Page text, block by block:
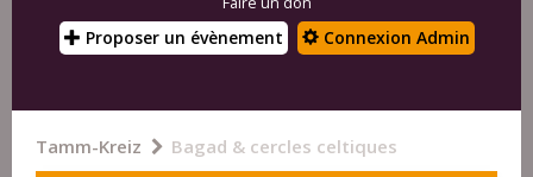
Proposer un évènement Connexion Admin
Tamm-Kreiz Bagad & cercles celtiques